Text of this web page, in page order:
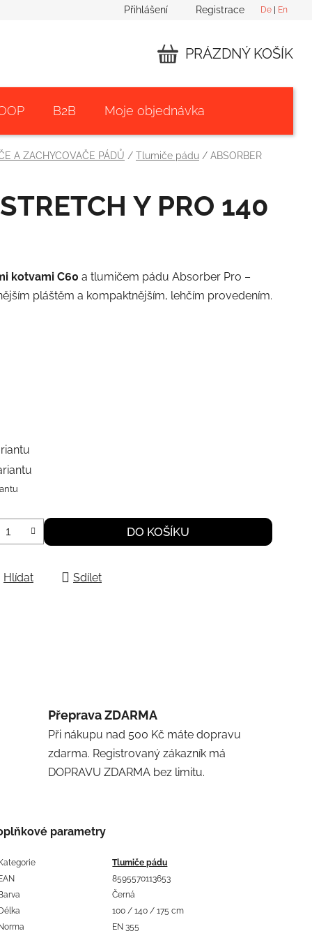
De| En
Přihlášení Registrace
KOŠÍK
PRÁZDNÝ KOŠÍK
B2B Moje objednávka
A ZACHYCOVAČE PÁDŮ / Tlumiče pádu / ABSORBER
Y PRO 140
kotvami C60 a tlumičem pádu Absorber Pro –
pláštěm a kompaktnějším, lehčím provedením.
DO KOŠÍKU
Hlídat Sdílet
Přeprava ZDARMA
Při nákupu nad 500 Kč máte dopravu
zdarma. Registrovaný zákazník má
DOPRAVU ZDARMA bez limitu.
parametry
Tlumiče pádu
8595570113653
Černá
100 / 140 / 175 cm
EN 355